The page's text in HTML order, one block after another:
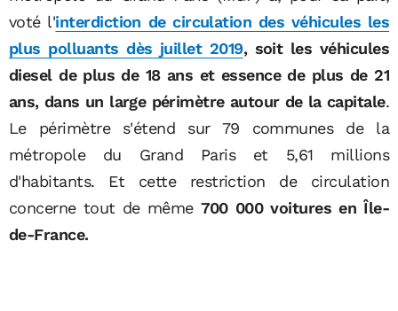
voté l'interdiction de circulation des véhicules les
plus polluants dès juillet 2019, soit les véhicules
diesel de plus de 18 ans et essence de plus de 21
ans, dans un large périmètre autour de la capitale.
Le périmètre s'étend sur 79 communes de la
métropole du Grand Paris et 5,61 millions
d'habitants. Et cette restriction de circulation
concerne tout de même 700 000 voitures en Île-
de-France.